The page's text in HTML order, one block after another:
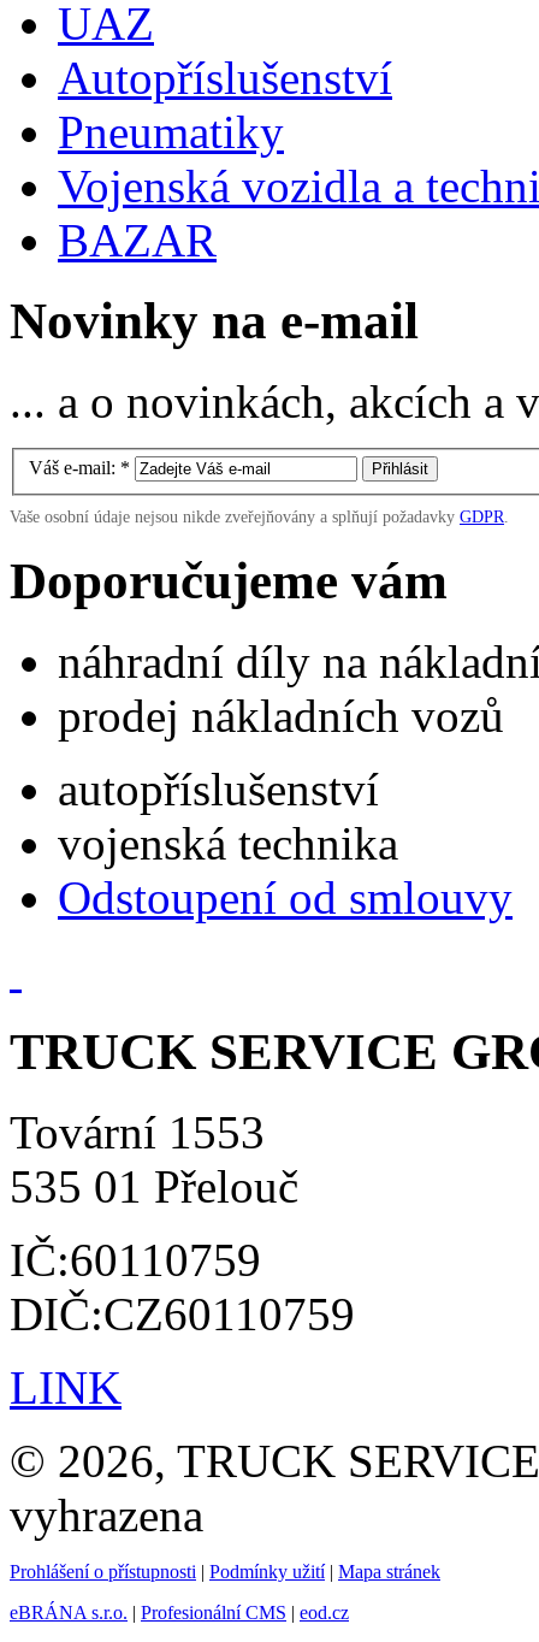
UAZ
Autopříslušenství
Pneumatiky
Vojenská vozidla a
BAZAR
Novinky na e-mail
... a o novinkách, akcích
Váš e-mail: *
Vaše osobní údaje nejsou nikde zveřejňovány a splňují požadavky GDPR.
Doporučujeme vám
náhradní díly na
prodej nákladních vozů
autopříslušenství
vojenská technika
Odstoupení od smlouvy
TRUCK SERVICE
Tovární 1553
535 01 Přelouč
IČ:60110759
DIČ:CZ60110759
LINK
© 2026, TRUCK
vyhrazena
Prohlášení o přístupnosti | Podmínky užití| Mapa stránek
eBRÁNA s.r.o. | Profesionální CMS | eod.cz